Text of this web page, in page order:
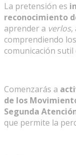
La pretensión es
reconocimiento
aprender a verlos,
comprendiendo
comunicación sutil
Comenzarás a
de los
Segunda
que permite la